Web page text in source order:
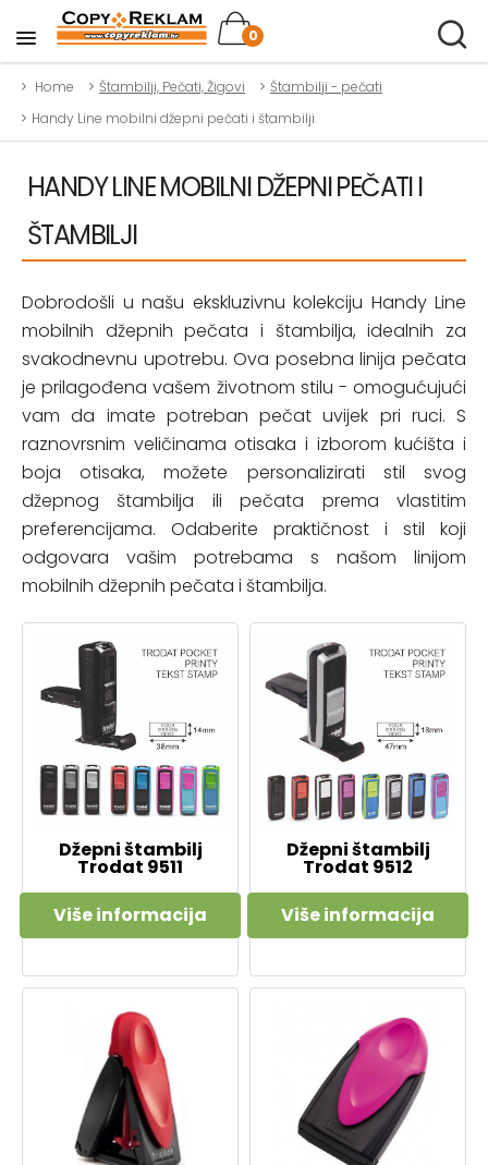
0
Home Štambilji, Pečati, Žigovi
Štambilji - pečati
Handy Line mobilni džepni pečati i štambilji
HANDY LINE MOBILNI DŽEPNI PEČATI I
ŠTAMBILJI
Dobrodošli u našu ekskluzivnu kolekciju Handy Line
mobilnih džepnih pečata i štambilja, idealnih za
svakodnevnu upotrebu. Ova posebna linija pečata
je prilagođena vašem životnom stilu - omogućujući
vam da imate potreban pečat uvijek pri ruci. S
raznovrsnim veličinama otisaka i izborom kućišta i
boja otisaka, možete personalizirati stil svog
džepnog štambilja ili pečata prema vlastitim
preferencijama. Odaberite praktičnost i stil koji
odgovara vašim potrebama s našom linijom
mobilnih džepnih pečata i štambilja.
Džepni štambilj
Trodat 9511
Više informacija
Džepni štambilj
Trodat 9512
Više informacija